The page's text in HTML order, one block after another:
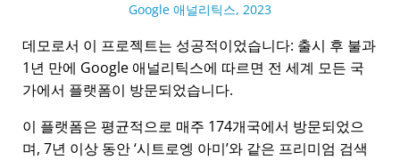
Google 애널리틱스, 2023
데모로서 이 프로젝트는 성공적이었습니다: 출시 후 불과
1년 만에 Google 애널리틱스에 따르면 전 세계 모든 국
가에서 플랫폼이 방문되었습니다.
이 플랫폼은 평균적으로 매주 174개국에서 방문되었으
며, 7년 이상 동안 시트로엥 아미 와 같은 프리미엄 검색